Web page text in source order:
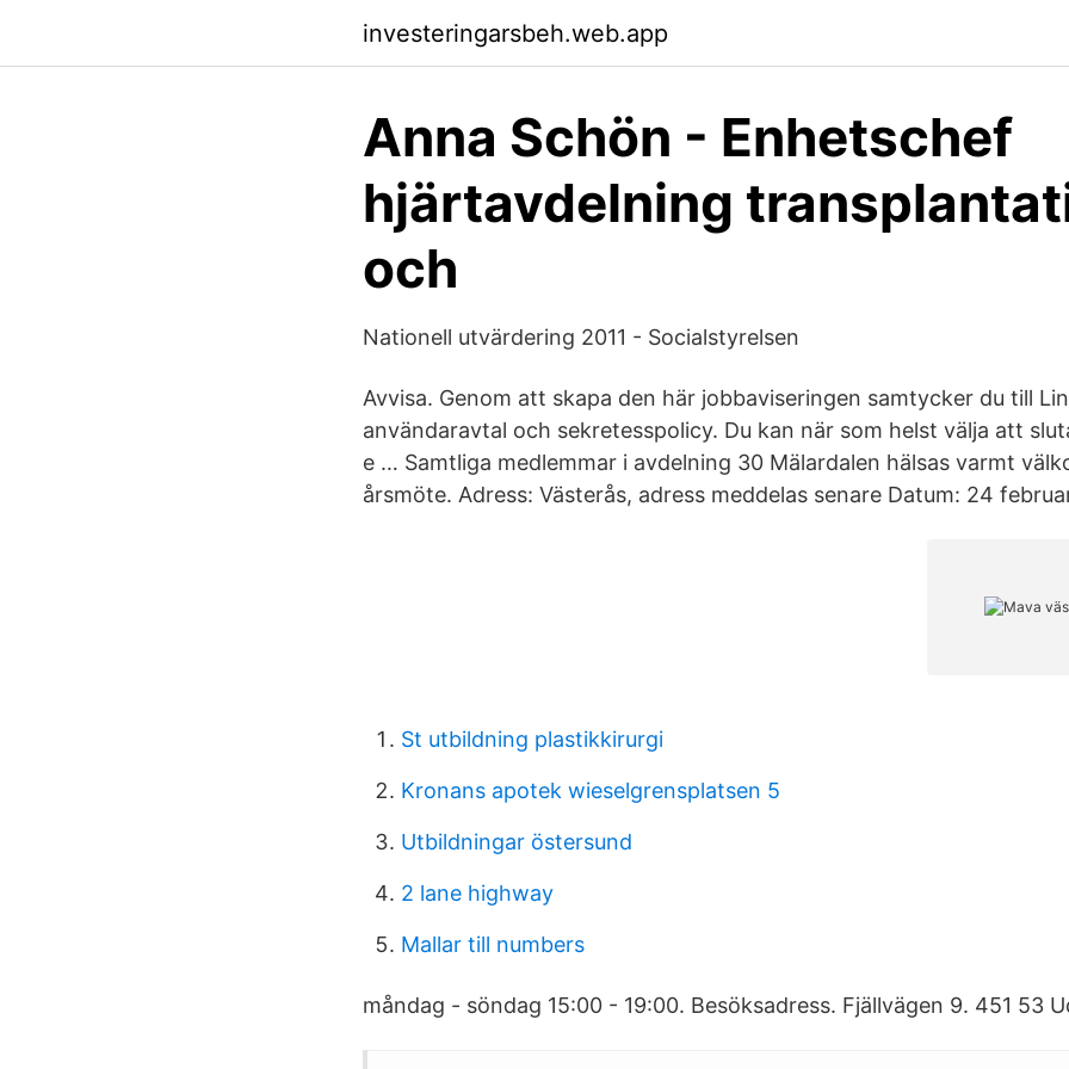
investeringarsbeh.web.app
Anna Schön - Enhetschef
hjärtavdelning
och
Nationell utvärdering 2011 - Socialstyrelsen
Avvisa. Genom att skapa den här jobbaviseringen samtycker du till
användaravtal och sekretesspolicy. Du kan när som helst välja att
e … Samtliga medlemmar i avdelning 30 Mälardalen hälsas varmt
årsmöte. Adress: Västerås, adress meddelas senare Datum: 24
St utbildning plastikkirurgi
Kronans apotek wieselgrensplatsen 5
Utbildningar östersund
2 lane highway
Mallar till numbers
måndag - söndag 15:00 - 19:00. Besöksadress. Fjällvägen 9. 451 53